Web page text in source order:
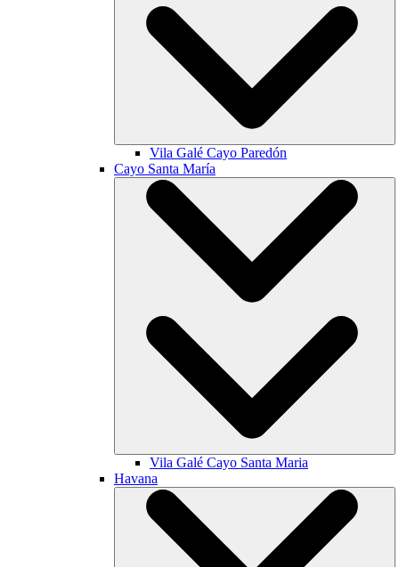
Vila Galé Cayo Paredón
Cayo Santa María
Vila Galé Cayo Santa Maria
Havana